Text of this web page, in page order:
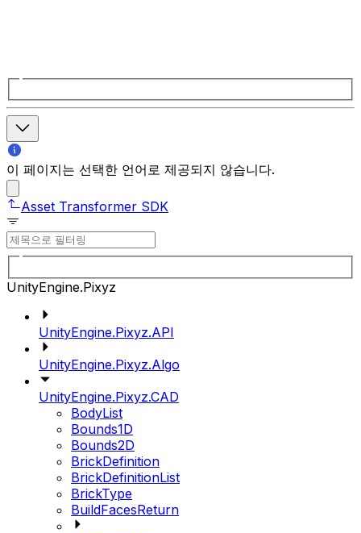
이 페이지는 선택한 언어로 제공되지 않습니다.
Asset Transformer SDK
UnityEngine.Pixyz
UnityEngine.Pixyz.API
UnityEngine.Pixyz.Algo
UnityEngine.Pixyz.CAD
BodyList
Bounds1D
Bounds2D
BrickDefinition
BrickDefinitionList
BrickType
BuildFacesReturn